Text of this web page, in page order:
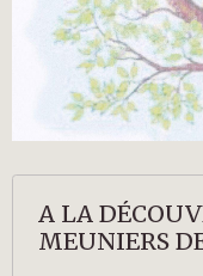
A LA
MEUNIERS